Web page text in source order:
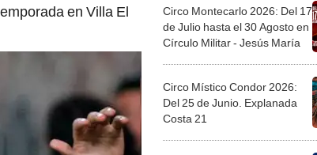
en Villa El
Circo Montecarlo 2026: Del 17
de Julio hasta el 30 Agosto en
Círculo Militar - Jesús María
Circo Místico Condor 2026:
Del 25 de Junio. Explanada
Costa 21